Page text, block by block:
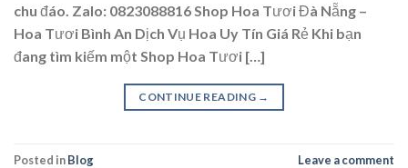
chu đáo. Zalo: 0823088816 Shop Hoa Tươi Đà Nẵng –
Hoa Tươi Bình An Dịch Vụ Hoa Uy Tín Giá Rẻ Khi bạn
đang tìm kiếm một Shop Hoa Tươi […]
CONTINUE READING →
Posted inBlog Leave a comment